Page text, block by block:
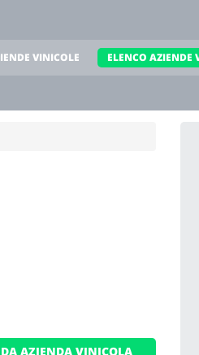
VINICOLE ELENCO AZIENDE
AZIENDA VINICOLA